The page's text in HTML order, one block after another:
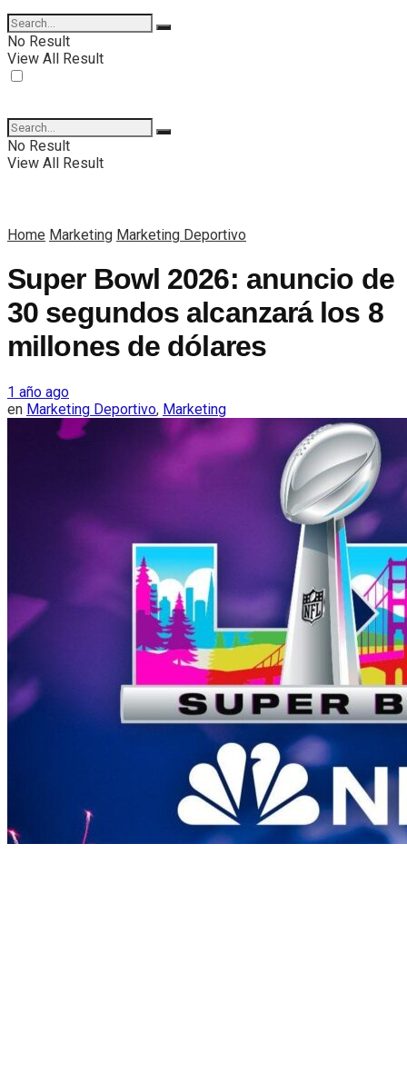
No Result
View All Result
No Result
View All Result
Home Marketing Marketing Deportivo
Super Bowl 2026: anuncio de
30 segundos alcanzará los 8
millones de dólares
1 año ago
en Marketing Deportivo, Marketing